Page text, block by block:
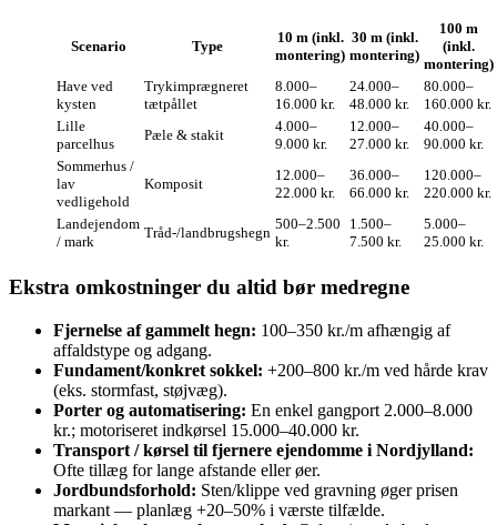
Scenario Type
10 m (inkl.
montering)
30 m (inkl.
montering)
100 m
(inkl.
montering)
Have ved
kysten
Trykimprægneret
tætpållet
8.000–
16.000 kr.
24.000–
48.000 kr.
80.000–
160.000 kr.
Lille
parcelhus
Pæle & stakit
4.000–
9.000 kr.
12.000–
27.000 kr.
40.000–
90.000 kr.
Sommerhus /
lav
vedligehold
Komposit
12.000–
22.000 kr.
36.000–
66.000 kr.
120.000–
220.000 kr.
Landejendom
/ mark
Tråd-/landbrugshegn
500–2.500
kr.
1.500–
7.500 kr.
5.000–
25.000 kr.
Ekstra omkostninger du altid bør medregne
Fjernelse af gammelt hegn: 100–350 kr./m afhængig af
affaldstype og adgang.
Fundament/konkret sokkel: +200–800 kr./m ved hårde krav
(eks. stormfast, støjvæg).
Porter og automatisering: En enkel gangport 2.000–8.000
kr.; motoriseret indkørsel 15.000–40.000 kr.
Transport / kørsel til fjernere ejendomme i Nordjylland:
Ofte tillæg for lange afstande eller øer.
Jordbundsforhold: Sten/klippe ved gravning øger prisen
markant — planlæg +20–50% i værste tilfælde.